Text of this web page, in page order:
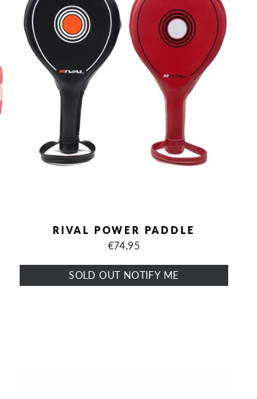
RIVAL POWER PADDLE
€74,95
SOLD OUT NOTIFY ME